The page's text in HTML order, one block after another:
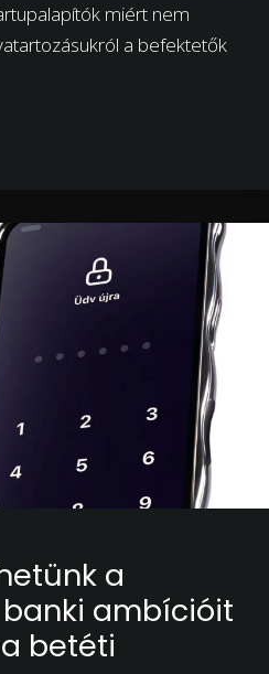
miért nem
a befektetők
a
ambícióit
betéti